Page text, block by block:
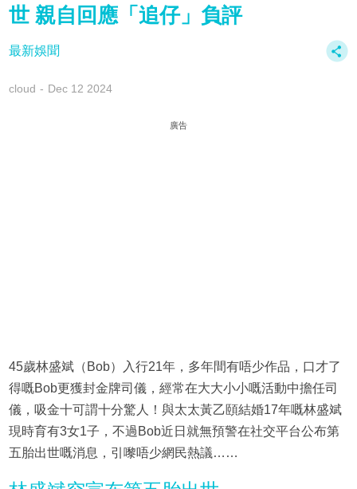
世 親自回應「追仔」負評
最新娛聞
cloud Dec 12 2024
廣告
45歲林盛斌（Bob）入行21年，多年間有唔少作品，口才了
得嘅Bob更獲封金牌司儀，經常在大大小小嘅活動中擔任司
儀，吸金十可謂十分驚人！與太太黃乙頤結婚17年嘅林盛斌
現時育有3女1子，不過Bob近日就無預警在社交平台公布第
五胎出世嘅消息，引嚟唔少網民熱議……